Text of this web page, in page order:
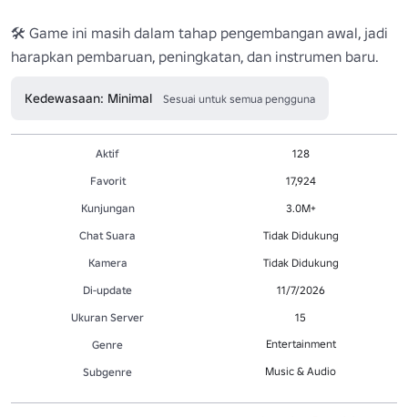
🛠️ Game ini masih dalam tahap pengembangan awal, jadi
harapkan pembaruan, peningkatan, dan instrumen baru.
Kedewasaan: Minimal Sesuai untuk semua pengguna
Aktif
128
Favorit
17,924
Kunjungan
3.0M+
Chat Suara
Tidak Didukung
Kamera
Tidak Didukung
Di-update
11/7/2026
Ukuran Server
15
Genre
Entertainment
Subgenre Music & Audio